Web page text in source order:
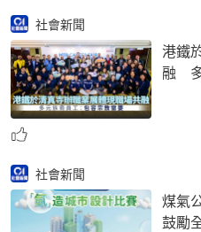
社會新聞
港鐵
融 多
社會新聞
煤氣
鼓勵